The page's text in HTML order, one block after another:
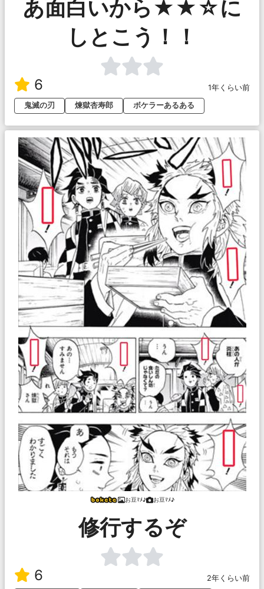
あ面白いから★★☆に
しとこう！！
6
1年くらい前
鬼滅の刃
煉獄杏寿郎 ボケラーあるある
お豆ﾏﾒ♪ お豆ﾏﾒ♪
修行するぞ
6
2年くらい前